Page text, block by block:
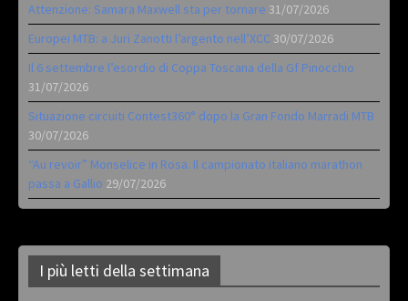
Attenzione: Samara Maxwell sta per tornare 31/07/2026
Europei MTB: a Juri Zanotti l’argento nell’XCC 30/07/2026
Il 6 settembre l’esordio di Coppa Toscana della Gf Pinocchio
31/07/2026
Situazione circuiti Contest360° dopo la Gran Fondo Marradi MTB
30/07/2026
“Au revoir” Monselice in Rosa. Il campionato italiano marathon
passa a Gallio 29/07/2026
I più letti della settimana